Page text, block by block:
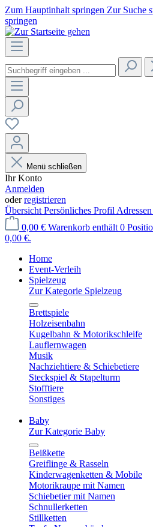
Zum Hauptinhalt springen Zur Suche
springen
Menü schließen
Ihr Konto
Anmelden
oderregistrieren
Übersicht Persönliches Profil Adressen
0,00 € Warenkorb enthält 0
0,00 €.
Home
Event-Verleih
Spielzeug
Zur Kategorie Spielzeug
Brettspiele
Holzeisenbahn
Kugelbahn & Motorikschleife
Lauflernwagen
Musik
Nachziehtiere & Schiebetiere
Steckspiel & Stapelturm
Stofftiere
Sonstiges
Baby
Zur Kategorie Baby
Beißkette
Greiflinge & Rasseln
Kinderwagenketten & Mobile
Motorikraupe mit Namen
Schiebetier mit Namen
Schnullerketten
Stillketten